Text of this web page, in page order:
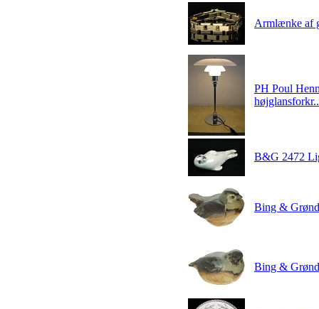
Armlænke af
PH Poul
højglansforkr..
B&G 2472
Bing &
Bing &